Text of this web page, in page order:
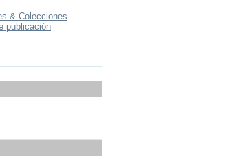
& Colecciones
publicación